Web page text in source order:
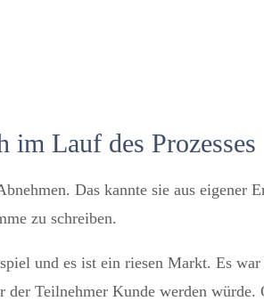
im Lauf des Prozesses
Das kannte sie aus eigener
zu schreiben.
und es ist ein riesen Markt. Es
Teilnehmer Kunde werden würde.